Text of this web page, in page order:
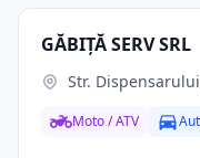
GĂBIŢĂ SERV SRL
Str.
Moto / ATV